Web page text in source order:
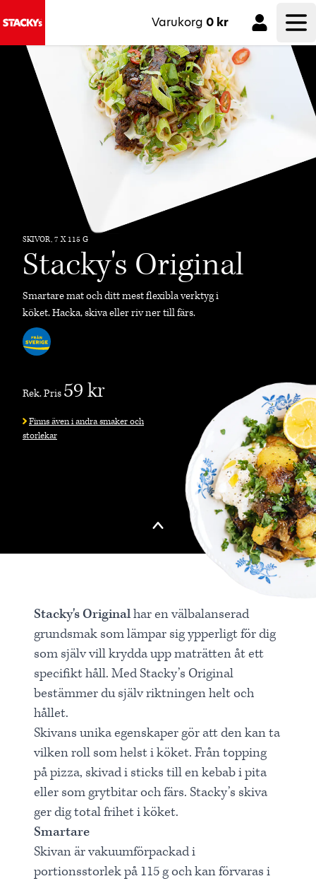
Varukorg 0 kr
SKIVOR, 7 X 115 G
Stacky's Original
Smartare mat och ditt mest flexibla verktyg i
köket. Hacka, skiva eller riv ner till färs.
Rek. Pris 59 kr
Finns även i andra smaker och
storlekar
Stacky's Originalhar en välbalanserad
grundsmak som lämpar sig ypperligt för dig
som själv vill krydda upp maträtten åt ett
specifikt håll. Med Stacky’s Original
bestämmer du själv riktningen helt och
hållet.
Skivans unika egenskaper gör att den kan ta
vilken roll som helst i köket. Från topping
på pizza, skivad i sticks till en kebab i pita
eller som grytbitar och färs. Stacky’s skiva
ger dig total frihet i köket.
Smartare
Skivan är vakuumförpackad i
portionsstorlek på 115 g och kan förvaras i